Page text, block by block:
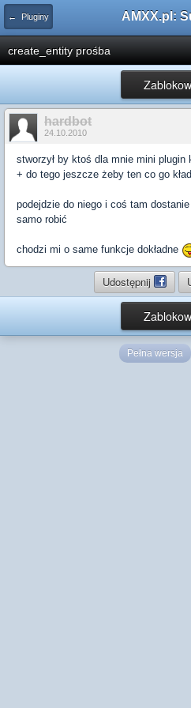
← Pluginy
create_entity prośba
hardbot
24.10.2010
stworzył by ktoś dla mnie mini plugin
+ do tego jeszcze żeby ten co go
podejdzie do niego i coś tam
samo robić
chodzi mi o same funkcje dokładne
Udostępnij
Pełna wersja